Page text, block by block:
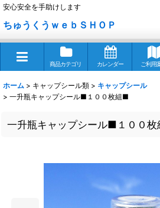
安心安全を手助けします
ちゅうくうｗｅｂＳＨＯＰ
商品カテゴリ カレンダー ご利用
ホーム > キャップシール類 > キャップシール
> 一升瓶キャップシール■１００枚組■
一升瓶キャップシール■１００